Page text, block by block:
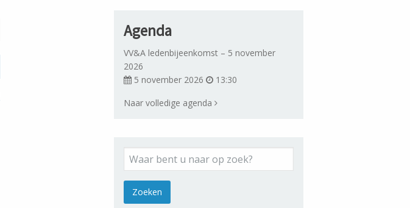
Agenda
VV&A ledenbijeenkomst – 5 november
2026
5 november 2026
13:30
Naar volledige agenda